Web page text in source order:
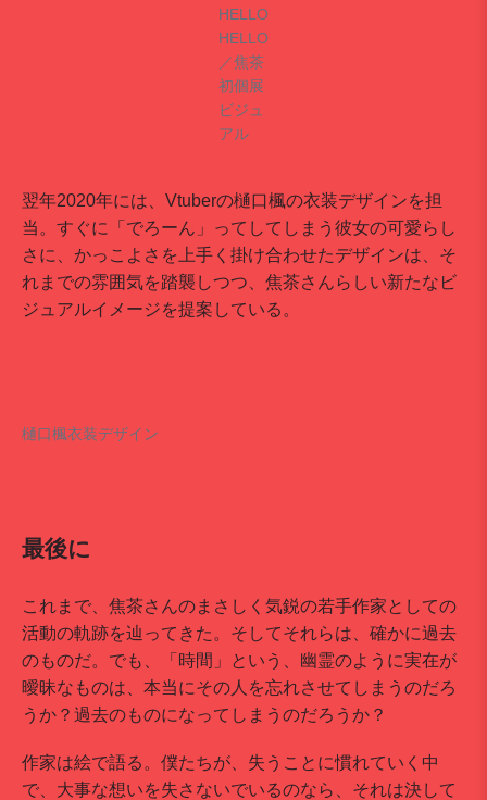
HELLO
HELLO
／焦茶
初個展
ビジュ
アル
翌年2020年には、Vtuberの樋口楓の衣装デザインを担
当。すぐに「でろーん」ってしてしまう彼女の可愛らし
さに、かっこよさを上手く掛け合わせたデザインは、そ
れまでの雰囲気を踏襲しつつ、焦茶さんらしい新たなビ
ジュアルイメージを提案している。
樋口楓衣装デザイン
最後に
これまで、焦茶さんのまさしく気鋭の若手作家としての
活動の軌跡を辿ってきた。そしてそれらは、確かに過去
のものだ。でも、「時間」という、幽霊のように実在が
曖昧なものは、本当にその人を忘れさせてしまうのだろ
うか？過去のものになってしまうのだろうか？
作家は絵で語る。僕たちが、失うことに慣れていく中
で、大事な想いを失さないでいるのなら、それは決して